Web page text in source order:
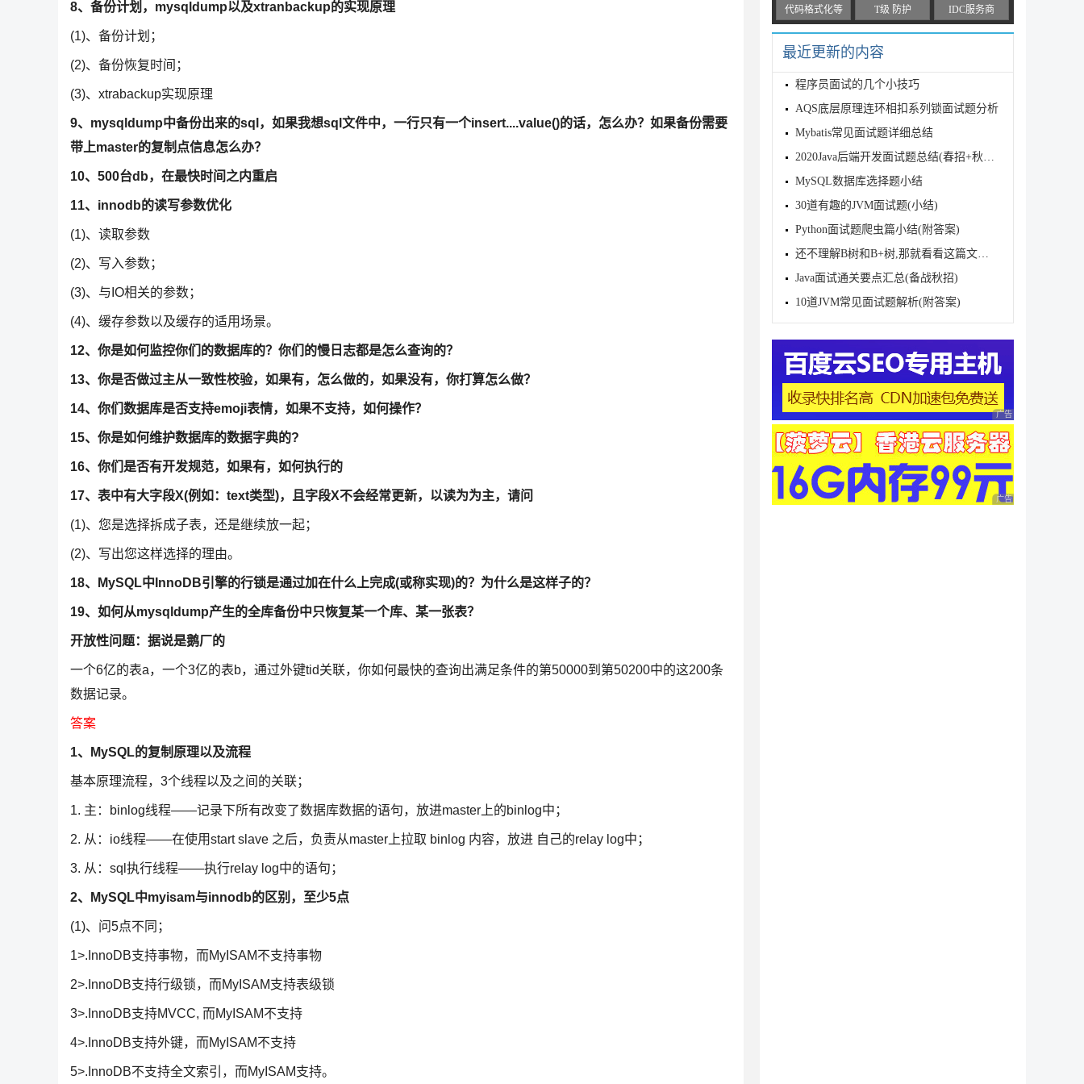
8、备份计划，mysqldump以及xtranbackup的实现原理
(1)、备份计划；
(2)、备份恢复时间；
(3)、xtrabackup实现原理
9、mysqldump中备份出来的sql，如果我想sql文件中，一行只有一个insert....value()的话，怎么办？如果备份需要
带上master的复制点信息怎么办？
10、500台db，在最快时间之内重启
11、innodb的读写参数优化
(1)、读取参数
(2)、写入参数；
(3)、与IO相关的参数；
(4)、缓存参数以及缓存的适用场景。
12、你是如何监控你们的数据库的？你们的慢日志都是怎么查询的？
13、你是否做过主从一致性校验，如果有，怎么做的，如果没有，你打算怎么做？
14、你们数据库是否支持emoji表情，如果不支持，如何操作？
15、你是如何维护数据库的数据字典的?
16、你们是否有开发规范，如果有，如何执行的
17、表中有大字段X(例如：text类型)，且字段X不会经常更新，以读为为主，请问
(1)、您是选择拆成子表，还是继续放一起；
(2)、写出您这样选择的理由。
18、MySQL中InnoDB引擎的行锁是通过加在什么上完成(或称实现)的？为什么是这样子的？
19、如何从mysqldump产生的全库备份中只恢复某一个库、某一张表？
开放性问题：据说是鹅厂的
一个6亿的表a，一个3亿的表b，通过外键tid关联，你如何最快的查询出满足条件的第50000到第50200中的这200条
数据记录。
答案
1、MySQL的复制原理以及流程
基本原理流程，3个线程以及之间的关联；
1. 主：binlog线程——记录下所有改变了数据库数据的语句，放进master上的binlog中；
2. 从：io线程——在使用start slave 之后，负责从master上拉取 binlog 内容，放进 自己的relay log中；
3. 从：sql执行线程——执行relay log中的语句；
2、MySQL中myisam与innodb的区别，至少5点
(1)、问5点不同；
1>.InnoDB支持事物，而MyISAM不支持事物
2>.InnoDB支持行级锁，而MyISAM支持表级锁
3>.InnoDB支持MVCC, 而MyISAM不支持
4>.InnoDB支持外键，而MyISAM不支持
5>.InnoDB不支持全文索引，而MyISAM支持。
代码格式化等 T级 防护 IDC服务商
最近更新的内容
程序员面试的几个小技巧
AQS底层原理连环相扣系列锁面试题分析
Mybatis常见面试题详细总结
2020Java后端开发面试题总结(春招+秋招+社招)
MySQL数据库选择题小结
30道有趣的JVM面试题(小结)
Python面试题爬虫篇小结(附答案)
还不理解B树和B+树,那就看看这篇文章吧
Java面试通关要点汇总(备战秋招)
10道JVM常见面试题解析(附答案)
广告 商业广告，理性
广告 商业广告，理性